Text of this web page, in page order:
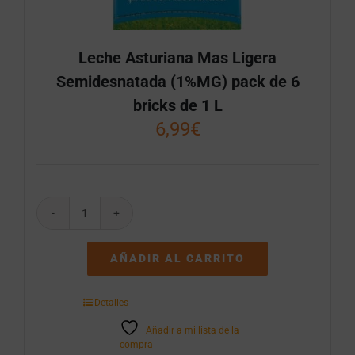
Leche Asturiana Mas Ligera
Semidesnatada (1%MG) pack de 6
bricks de 1 L
6,99€
Leche
Ligera
(1%MG)
AÑADIR AL CARRITO
Detalles
Añadir a mi lista de la
compra